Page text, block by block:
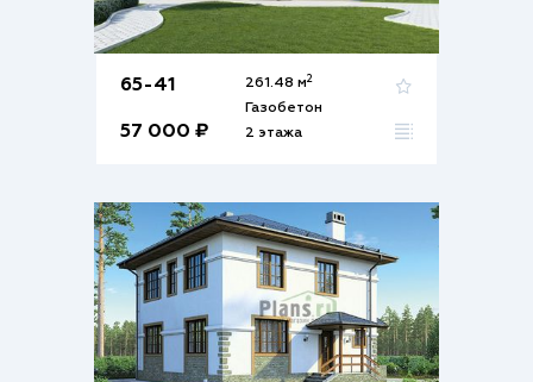
65-41
57 000 ₽
261.48 м2
Газобетон
2 этажа